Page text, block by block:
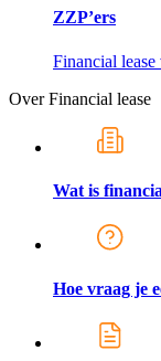
ZZP’ers
Financial
Over Financial lease
Wat is
Hoe vraag je